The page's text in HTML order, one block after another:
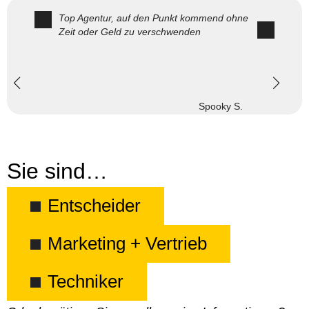
Top Agentur, auf den Punkt kommend ohne
Zeit oder Geld zu verschwenden
Spooky S.
Sie sind…
Entscheider
Marketing + Vertrieb
Techniker